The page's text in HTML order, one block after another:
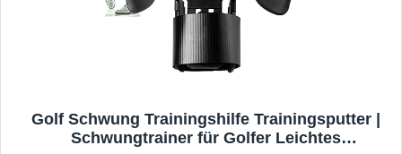
schwarz
Golf Schwung Trainingshilfe Trainingsputter |
Schwungtrainer für Golfer Leichtes